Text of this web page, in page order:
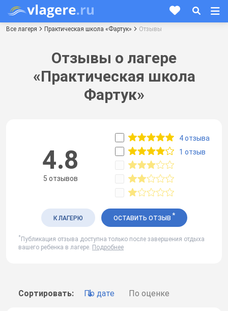
Все лагеря Практическая школа «Фартук» Отзывы
Отзывы о лагере
«Практическая школа
Фартук»
Сортировать: По дате По оценке
4.8
5 отзывов
4 отзыва
1 отзыв
К ЛАГЕРЮ ОСТАВИТЬ ОТЗЫВ *
* Публикация отзыва доступна только после завершения отдыха
вашего ребенка в лагере. Подробнее